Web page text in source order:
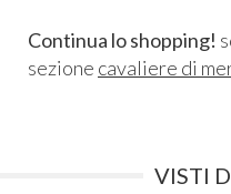
Continua lo shopping!
sezione cavaliere di
VISTI